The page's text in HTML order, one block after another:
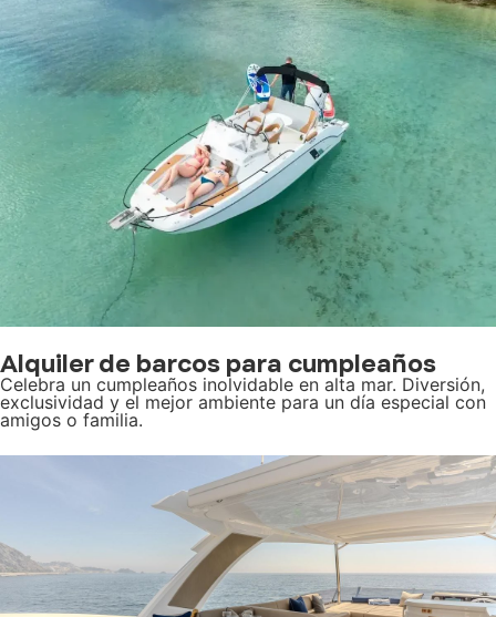
Alquiler de barcos para cumpleaños
Celebra un cumpleaños inolvidable en alta mar. Diversión,
exclusividad y el mejor ambiente para un día especial con
amigos o familia.